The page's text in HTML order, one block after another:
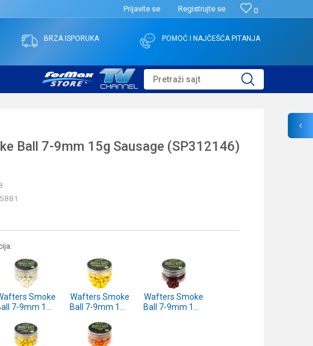
0
Prijavite se Registrujte se
BRZA ISPORUKA POMOĆ I NAJČEŠĆA PITANJA
Pretraži sajt
Ball 7-9mm 15g Sausage (SP312146)
Smoke
7-9mm 15g
(SP312148)
Wafters Smoke
Ball 7-9mm 15g
(SP312147)
Wafters Smoke
Ball 7-9mm 15g